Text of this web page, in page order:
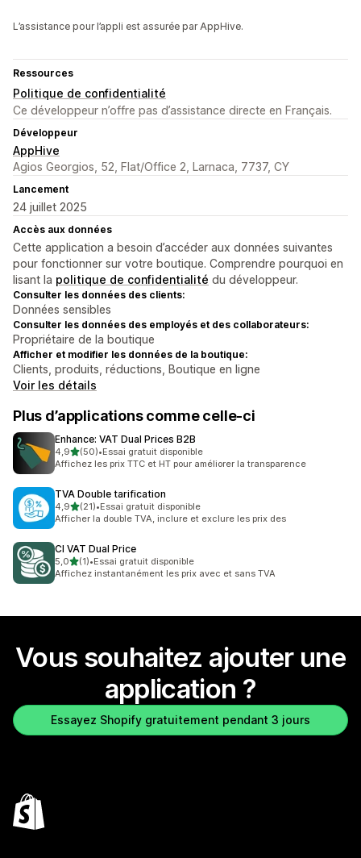
L’assistance pour l’appli est assurée par AppHive.
Ressources
Politique de confidentialité
Ce développeur n’offre pas d’assistance directe en Français.
Développeur
AppHive
Agios Georgios, 52, Flat/Office 2, Larnaca, 7737, CY
Lancement
24 juillet 2025
Accès aux données
Cette application a besoin d’accéder aux données suivantes
pour fonctionner sur votre boutique. Comprendre pourquoi en
lisant la politique de confidentialité du développeur.
Consulter les données des clients:
Données sensibles
Consulter les données des employés et des collaborateurs:
Propriétaire de la boutique
Afficher et modifier les données de la boutique:
Clients, produits, réductions, Boutique en ligne
Voir les détails
Plus d’applications comme celle-ci
Enhance: VAT Dual Prices B2B
4,9étoile(s) sur 5
(50)
50 avis au total
•Essai gratuit disponible
Affichez les prix TTC et HT pour améliorer la transparence
TVA Double tarification
4,9étoile(s) sur 5
(21)
21 avis au total
•Essai gratuit disponible
Afficher la double TVA, inclure et exclure les prix des
CI VAT Dual Price
5,0étoile(s) sur 5
(1)
1 avis au total
•Essai gratuit disponible
Affichez instantanément les prix avec et sans TVA
Vous souhaitez ajouter une
application ?
Essayez Shopify gratuitement pendant 3 jours